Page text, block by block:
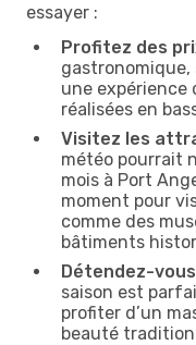
essayer :
Profitez des
une expérience
réalisées en
Visitez les
météo pourrait
mois à Port
moment pour
comme des
bâtiments
Détendez-
saison est
profiter d’un
beauté